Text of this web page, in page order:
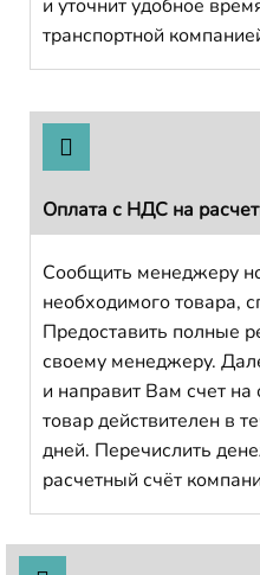
и уточнит удобное
транспортной
Оплата с НДС на
Сообщить менеджеру
необходимого товара,
Предоставить полные
своему менеджеру.
и направит Вам счет на
товар действителен в
дней. Перечислить
расчетный счёт